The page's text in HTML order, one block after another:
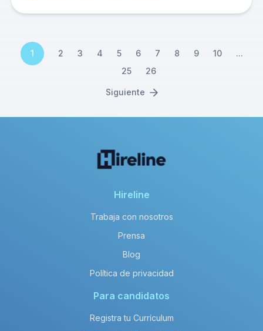
1 2 3 4 5 6 7 8 9 10
...
25
26
Siguiente
Hireline
Trabaja con nosotros
Prensa
Blog
Política de privacidad
Para candidatos
Registra tu Currículum